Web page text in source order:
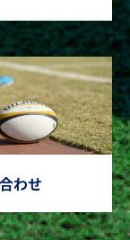
わせ